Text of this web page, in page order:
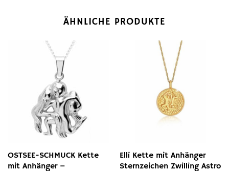
ÄHNLICHE PRODUKTE
OSTSEE-SCHMUCK Kette
mit Anhänger –
Elli Kette mit Anhänger
Sternzeichen Zwilling Astro